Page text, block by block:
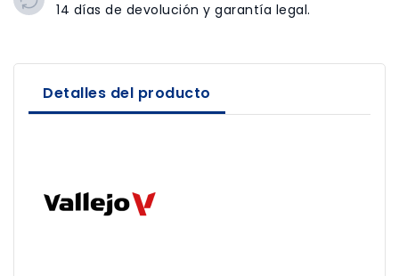
14 días de devolución y garantía legal.
Detalles del producto